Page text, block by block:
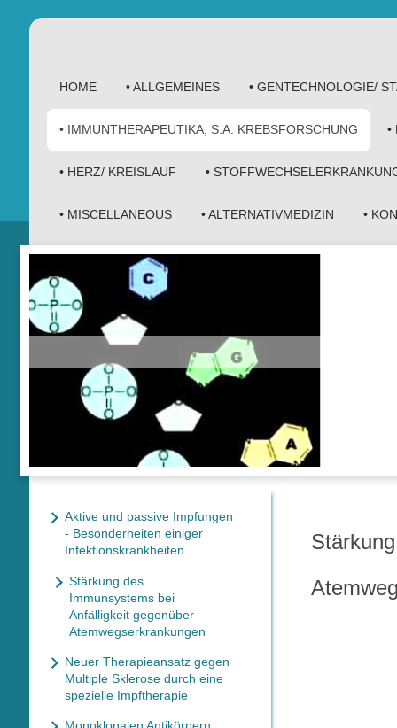
HOME • ALLGEMEINES • GENTECHNOLOGIE/
• IMMUNTHERAPEUTIKA, S.A. KREBSFORSCHUNG •
• HERZ/ KREISLAUF •
• MISCELLANEOUS • ALTERNATIVMEDIZIN •
Aktive und passive Impfungen
- Besonderheiten einiger
Infektionskrankheiten
Stärkung des
Immunsystems bei
Anfälligkeit gegenüber
Atemwegserkrankungen
Neuer Therapieansatz gegen
Multiple Sklerose durch eine
spezielle Impftherapie